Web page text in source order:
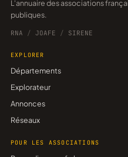
L'annuaire des associations françaises, construit sur les données
publiques.
RNA / JOAFE / SIRENE
EXPLORER
Départements
Explorateur
Annonces
Réseaux
POUR LES ASSOCIATIONS